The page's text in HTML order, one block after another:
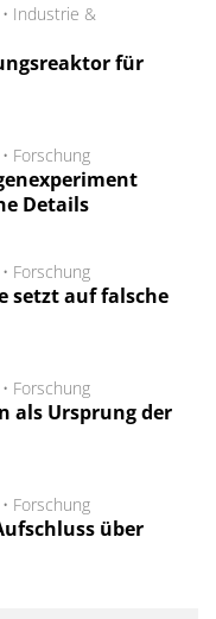
• Industrie &
für
• Forschung
Details
• Forschung
setzt auf falsche
• Forschung
als Ursprung der
• Forschung
über